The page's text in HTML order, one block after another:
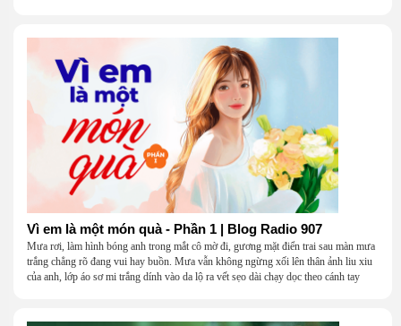
Vì em là một món quà - Phần 1 | Blog Radio 907
Mưa rơi, làm hình bóng anh trong mắt cô mờ đi, gương mặt điển trai sau màn mưa
trắng chẳng rõ đang vui hay buồn. Mưa vẫn không ngừng xối lên thân ảnh liu xiu
của anh, lớp áo sơ mi trắng dính vào da lộ ra vết sẹo dài chạy dọc theo cánh tay